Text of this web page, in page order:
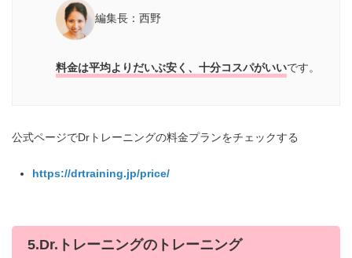
編集長：西野
料金は平均よりだいぶ安く、十分コスパがいいです。
公式ページでDrトレーニングの料金プランをチェックする
https://drtraining.jp/price/
5.Dr.トレーニングのトレーニング